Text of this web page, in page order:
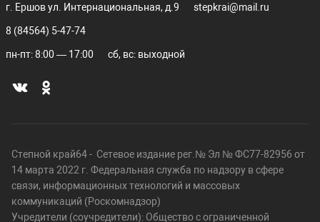
г. Ершов ул. Интернациональная, д.9 stepkrai@mail.ru
8 (84564) 5-47-74
пн-пт: 8:00 — 17:00 сб, вс: выходной
Степной край64 - Сетевое издание рег.№ Эл № ФС77-82956 от
14 марта 2022 г. Федеральная служба по надзору в сфере
связи, информационных технологий и массовых
коммуникаций (Роскомнадзор)
Учредители (соучредители): Общество с ограниченной